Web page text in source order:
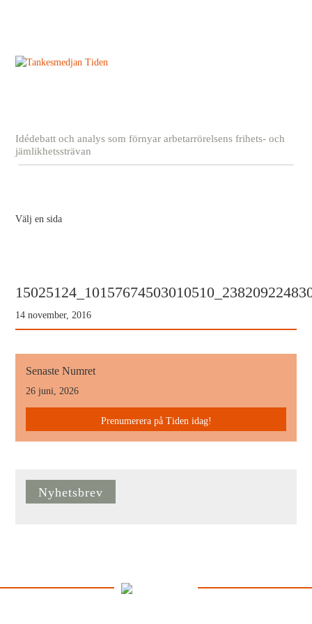
Idédebatt och analys som förnyar arbetarrörelsens frihets- och
jämlikhetssträvan
Välj en sida
14 november, 2016
Senaste Numret
26 juni, 2026
Prenumerera på Tiden idag!
Nyhetsbrev